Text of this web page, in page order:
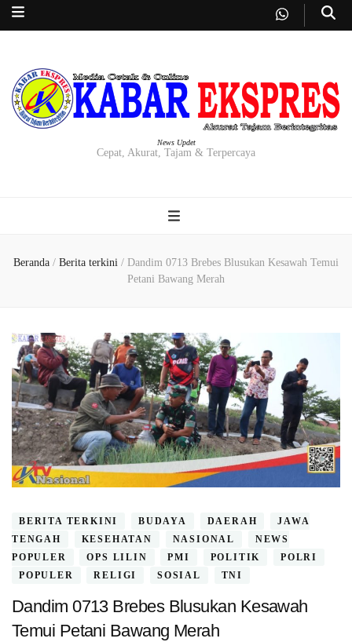
News Updet
Cepat, Akurat, Tajam & Terpercaya
Beranda / Berita terkini / Dandim 0713 Brebes Blusukan Kesawah Temui
Petani Bawang Merah
BERITA TERKINI BUDAYA DAERAH
JAWA
TENGAH
KESEHATAN NASIONAL
NEWS
POPULER
OPS LILIN PMI POLITIK
POLRI
POPULER
RELIGI SOSIAL TNI
Dandim 0713 Brebes Blusukan Kesawah
Temui Petani Bawang Merah